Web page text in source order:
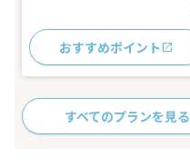
おすすめポイント
すべてのプランを見る